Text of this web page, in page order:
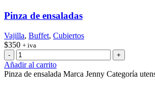
Pinza de ensaladas
Vajilla, Buffet, Cubiertos
$350 + iva
Pinza
de
ensaladas
Añadir al carrito
Pinza de ensalada Marca Jenny Categoría